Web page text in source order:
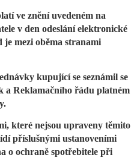
ve znění uvedeném na
v den odeslání elektronické
mezi oběma stranami
kupující se seznámil se
a Reklamačního řádu platném
které nejsou upraveny těmito
příslušnými ustanoveními
o ochraně spotřebitele při